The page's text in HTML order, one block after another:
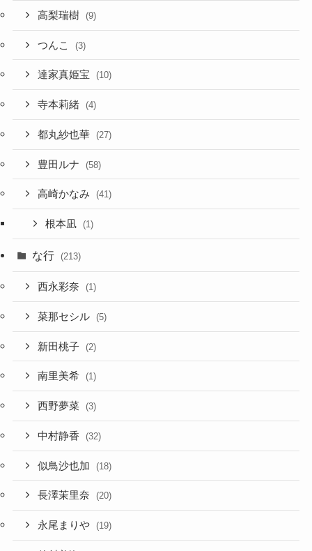
高梨瑞樹 (9)
つんこ (3)
達家真姫宝 (10)
寺本莉緒 (4)
都丸紗也華 (27)
豊田ルナ (58)
高崎かなみ (41)
根本凪 (1)
な行 (213)
西永彩奈 (1)
菜那セシル (5)
新田桃子 (2)
南里美希 (1)
西野夢菜 (3)
中村静香 (32)
似鳥沙也加 (18)
長澤茉里奈 (20)
永尾まりや (19)